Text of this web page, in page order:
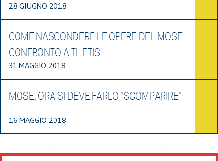
28 GIUGNO 2018
COME NASCONDERE LE OPERE DEL MOSE.
CONFRONTO A THETIS
31 MAGGIO 2018
MOSE, ORA SI DEVE FARLO "SCOMPARIRE"
16 MAGGIO 2018